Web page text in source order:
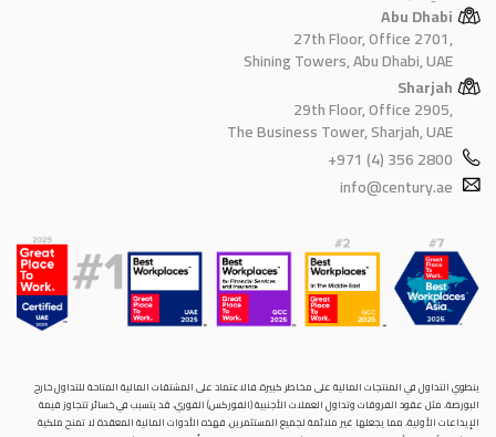
Abu Dhabi
27th Floor, Office 2701,
Shining Towers, Abu Dhabi, UAE
Sharjah
29th Floor, Office 2905,
The Business Tower, Sharjah, UAE
+971 (4) 356 2800
info@century.ae
ينطوي التداول في المنتجات المالية على مخاطر كبيرة. فالاعتماد على المشتقات المالية المتاحة للتداول خارح
البورصة، مثل عقود الفروقات وتداول العملات الأجنبية (الفوركس) الفوري، قد يتسبب في خسائر تتجاوز قيمة
الإيداعات الأولية، مما يجعلها غير ملائمة لجميع المستثمرين. فهذه الأدوات المالية المعقدة لا تمنح ملكية